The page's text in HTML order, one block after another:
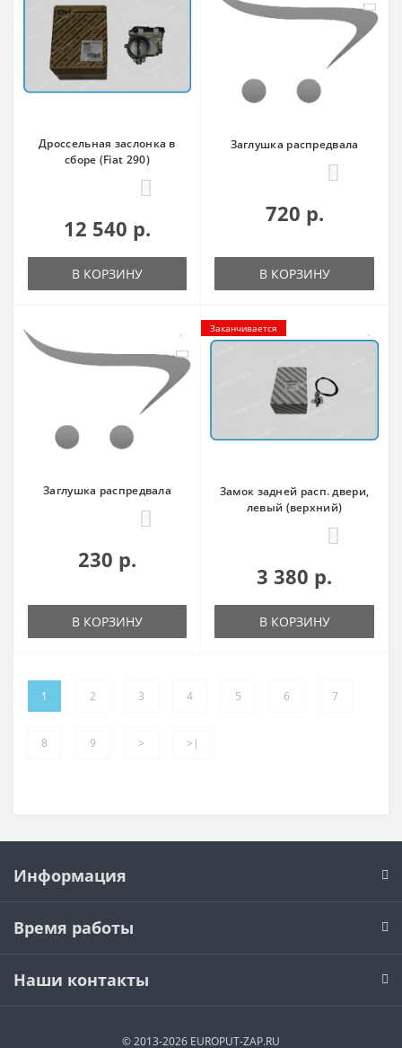
Дроссельная заслонка в
сборе (Fiat 290)
12 540 р.
В КОРЗИНУ
Заглушка распредвала
720 р.
В КОРЗИНУ
Заглушка распредвала
230 р.
В КОРЗИНУ
Заканчивается
Замок задней расп. двери,
левый (верхний)
3 380 р.
В КОРЗИНУ
1 2 3 4 5 6 7
8 9 > >|
Информация
Время работы
Наши контакты
© 2013-2026 EUROPUT-ZAP.RU